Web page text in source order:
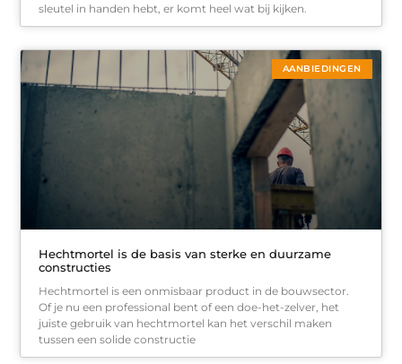
sleutel in handen hebt, er komt heel wat bij kijken.
AANBIEDINGEN
Hechtmortel is de basis van sterke en duurzame
constructies
Hechtmortel is een onmisbaar product in de bouwsector.
Of je nu een professional bent of een doe-het-zelver, het
juiste gebruik van hechtmortel kan het verschil maken
tussen een solide constructie